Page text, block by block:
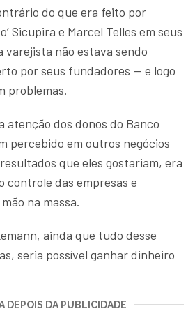
do que era feito por
Sicupira e Marcel Telles em seus
varejista não estava sendo
por seus fundadores — e logo
problemas.
atenção dos donos do Banco
percebido em outros negócios
que eles gostariam, era
controle das empresas e
na massa.
ainda que tudo desse
seria possível ganhar dinheiro
DEPOIS DA PUBLICIDADE